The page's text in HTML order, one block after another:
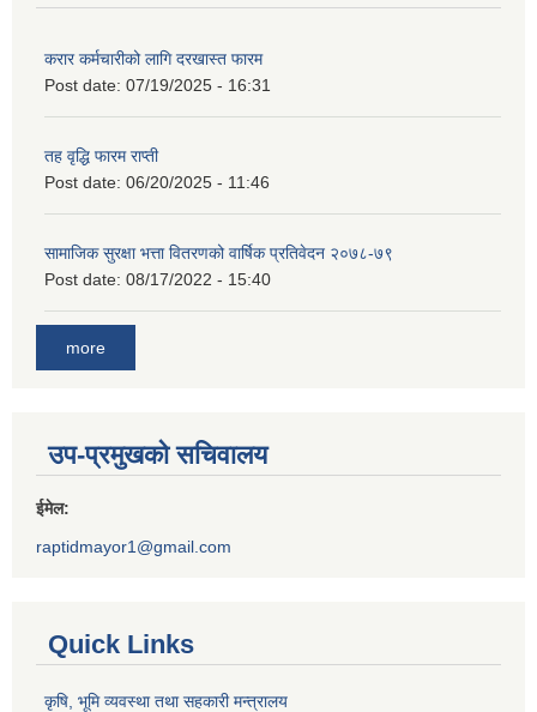
करार कर्मचारीको लागि दरखास्त फारम
Post date: 07/19/2025 - 16:31
तह वृद्धि फारम राप्ती
Post date: 06/20/2025 - 11:46
सामाजिक सुरक्षा भत्ता वितरणको वार्षिक प्रतिवेदन २०७८-७९
Post date: 08/17/2022 - 15:40
more
उप-प्रमुखको सचिवालय
ईमेल:
raptidmayor1@gmail.com
Quick Links
कृषि, भूमि व्यवस्था तथा सहकारी मन्त्रालय